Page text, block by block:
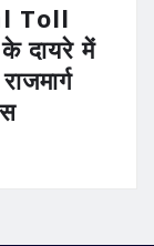
Toll
दायरे में